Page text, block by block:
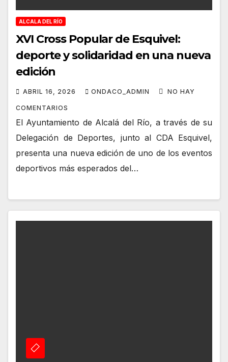
ALCALA DEL RÍO
XVI Cross Popular de Esquivel:
deporte y solidaridad en una nueva
edición
ABRIL 16, 2026 ONDACO_ADMIN NO HAY
COMENTARIOS
El Ayuntamiento de Alcalá del Río, a través de su
Delegación de Deportes, junto al CDA Esquivel,
presenta una nueva edición de uno de los eventos
deportivos más esperados del…